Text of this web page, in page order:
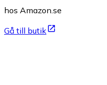
hos Amazon.se
Gå till butik